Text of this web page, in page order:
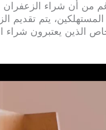
من أن شراء الزعفران
يتم تقديم
الذين يعتبرون شراء